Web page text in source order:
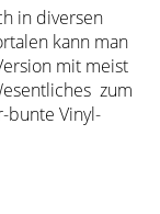
in diversen
kann man
mit meist
zum
bunte Vinyl-